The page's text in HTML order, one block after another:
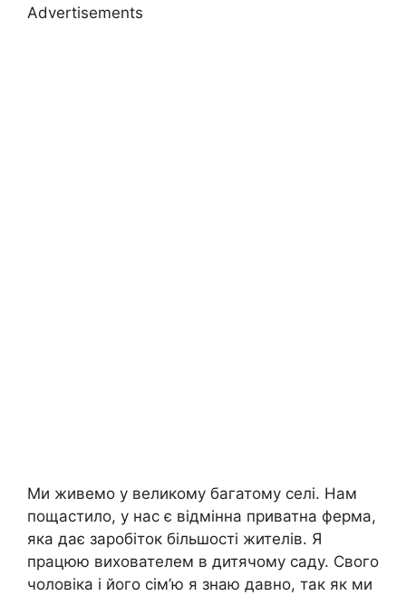
Advertisements
Ми живемо у великому багатому селі. Нам
пощастило, у нас є відмінна приватна ферма,
яка дає заробіток більшості жителів. Я
працюю вихователем в дитячому саду. Свого
чоловіка і його сім’ю я знаю давно, так як ми